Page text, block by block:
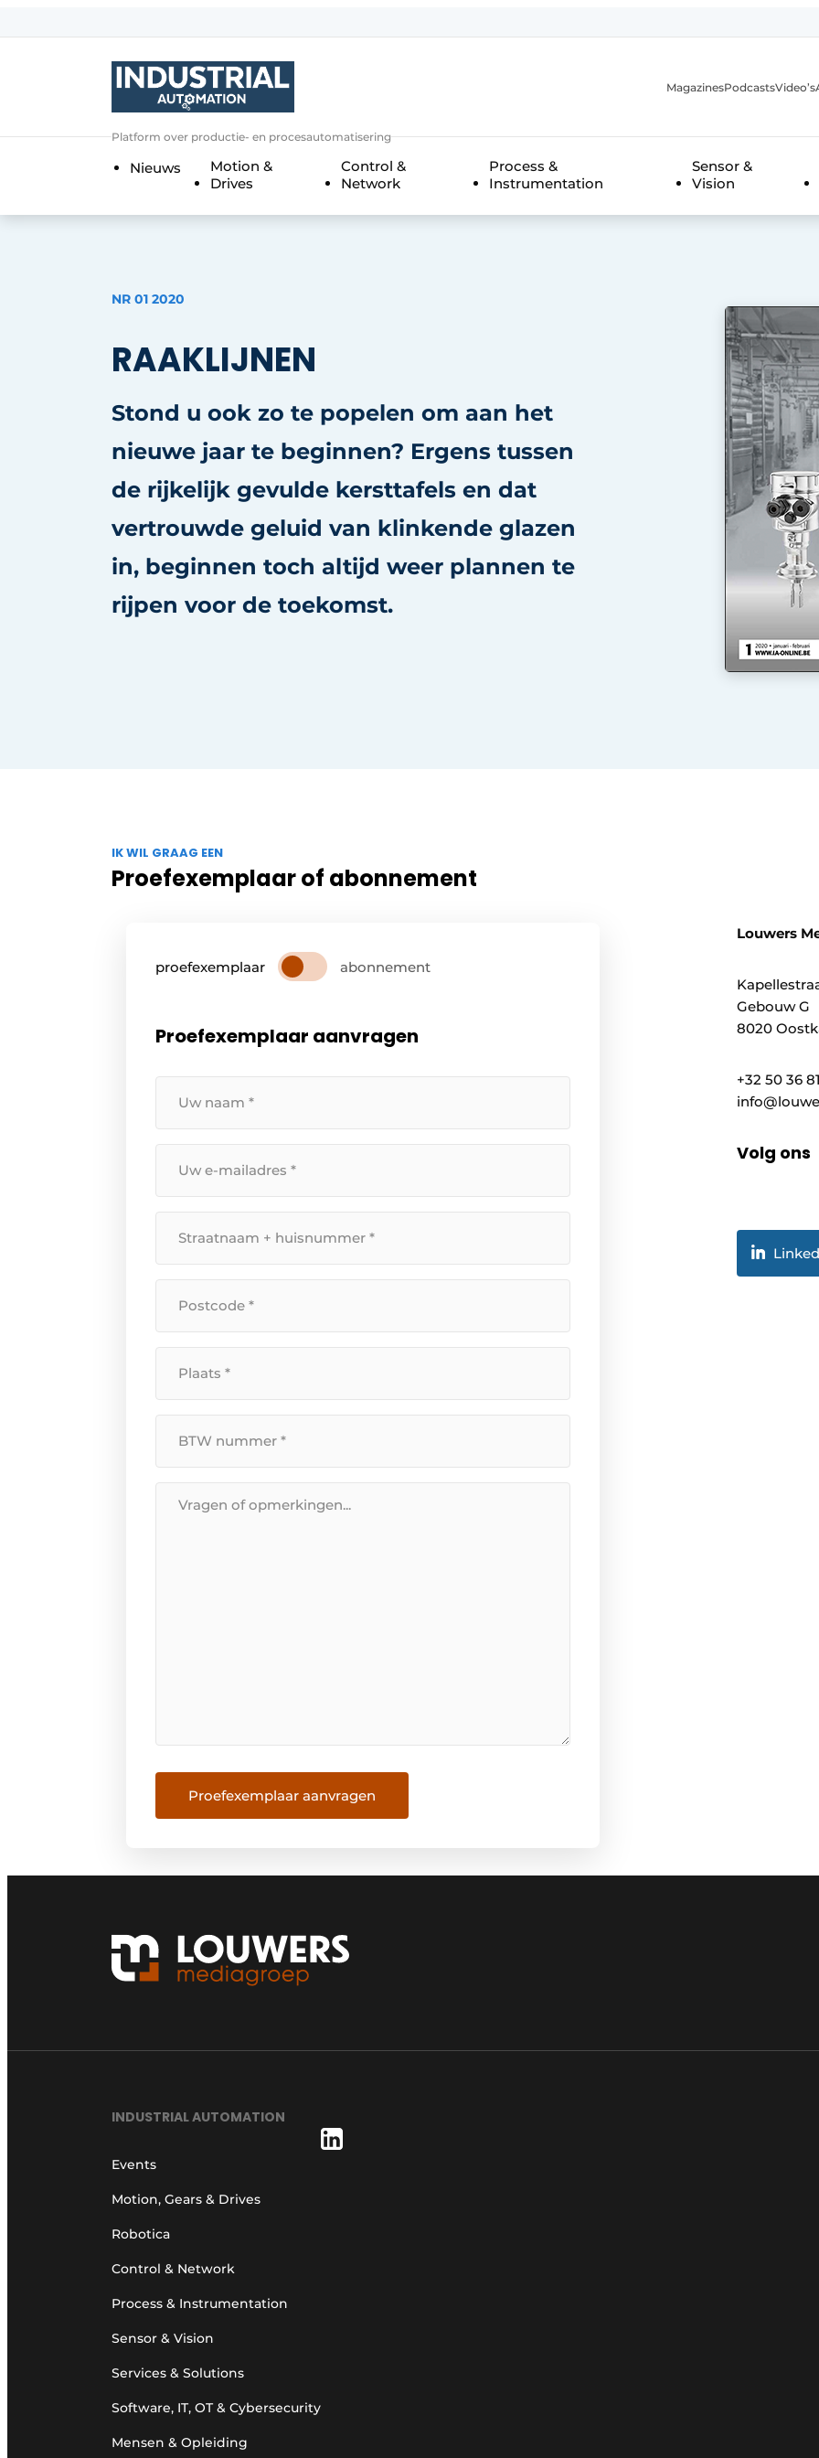
Algemene voorwaarden
Contact
Direct contact
Home
Nieuwsbrief
Privacy / Cookie statement
Vacature aanmelden
Vacatures
Video’s
Platform over productie- en procesautomatisering
MagazinesPodcastsVideo’s
Nieuws
Motion &
Drives
Control &
Network
Process &
Instrumentation
Sensor &
Vision
NR 01 2020
RAAKLIJNEN
Stond u ook zo te popelen om aan het
nieuwe jaar te beginnen? Ergens tussen
de rijkelijk gevulde kersttafels en dat
vertrouwde geluid van klinkende glazen
in, beginnen toch altijd weer plannen te
rijpen voor de toekomst.
IK WIL GRAAG EEN
Proefexemplaar of abonnement
proefexemplaar abonnement
Proefexemplaar aanvragen
naam
*
mailadres
huisnummer
Nummer
*
Louwers
Gebouw G
8020
+32 50 36
Volg ons
INDUSTRIAL AUTOMATION
Events
Motion, Gears & Drives
Robotica
Control & Network
Process & Instrumentation
Sensor & Vision
Services & Solutions
Software, IT, OT & Cybersecurity
Mensen & Opleiding